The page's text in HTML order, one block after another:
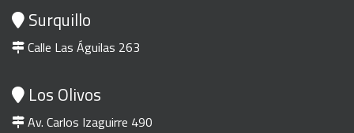
Surquillo
Calle Las Águilas 263
Los Olivos
Av. Carlos Izaguirre 490